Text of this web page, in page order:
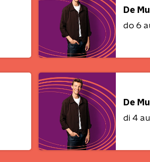
De
do 6
De
di 4